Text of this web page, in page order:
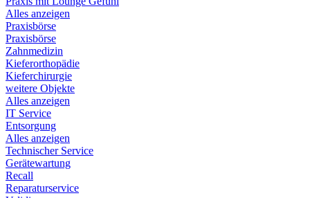
Alles anzeigen
Praxisbörse
Praxisbörse
Zahnmedizin
Kieferorthopädie
Kieferchirurgie
weitere Objekte
Alles anzeigen
IT Service
Entsorgung
Alles anzeigen
Technischer Service
Gerätewartung
Recall
Reparaturservice